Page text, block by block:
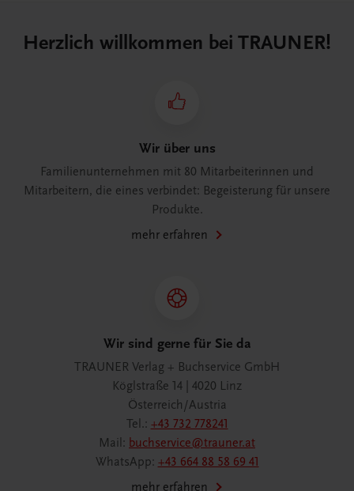
Herzlich willkommen bei TRAUNER!
Wir über uns
Familienunternehmen mit 80 Mitarbeiterinnen und
Mitarbeitern, die eines verbindet: Begeisterung für unsere
Produkte.
mehr erfahren
Wir sind gerne für Sie da
TRAUNER Verlag + Buchservice GmbH
Köglstraße 14 | 4020 Linz
Österreich/Austria
Tel.: +43 732 778241
Mail: buchservice@trauner.at
WhatsApp: +43 664 88 58 69 41
mehr erfahren